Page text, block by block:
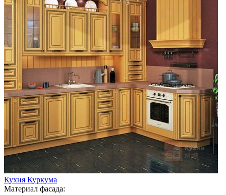
Кухня Куркума
Материал фасада: